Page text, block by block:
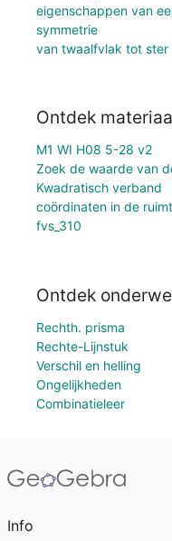
eigenschappen van
symmetrie
van twaalfvlak tot ster
Ontdek
M1 WI H08 5-28 v2
Zoek de waarde van
Kwadratisch verband
coördinaten in de
fvs_310
Ontdek
Rechth. prisma
Rechte-Lijnstuk
Verschil en helling
Ongelijkheden
Combinatieleer
Info